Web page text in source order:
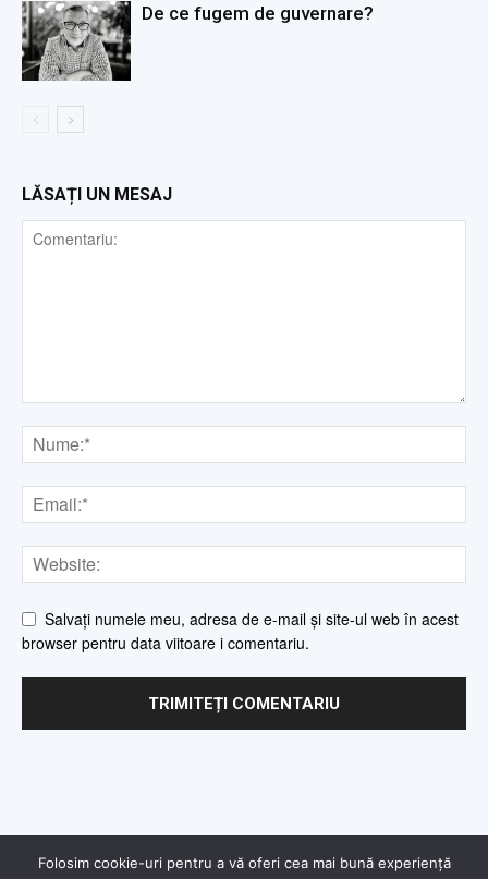
De ce fugem de guvernare?
LĂSAȚI UN MESAJ
Salvați numele meu, adresa de e-mail și site-ul web în acest
browser pentru data viitoare i comentariu.
Folosim cookie-uri pentru a vă oferi cea mai bună experiență